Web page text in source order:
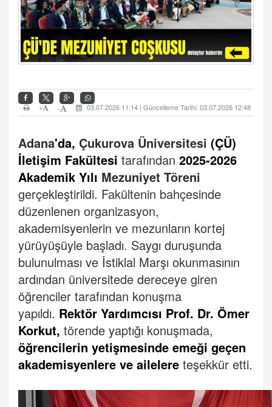
03.07.2026 11:14 | Güncelleme Tarihi: 03.07.2026 12:48
-
+
Adana'da, Çukurova Üniversitesi (ÇÜ)
İletişim Fakültesi tarafından 2025-2026
Akademik Yılı Mezuniyet Töreni
gerçekleştirildi. Fakültenin bahçesinde
düzenlenen organizasyon,
akademisyenlerin ve mezunların kortej
yürüyüşüyle başladı. Saygı duruşunda
bulunulması ve İstiklal Marşı okunmasının
ardından üniversitede dereceye giren
öğrenciler tarafından konuşma
yapıldı. Rektör Yardımcısı Prof. Dr. Ömer
Korkut, törende yaptığı konuşmada,
öğrencilerin yetişmesinde emeği geçen
akademisyenlere ve ailelere teşekkür etti.